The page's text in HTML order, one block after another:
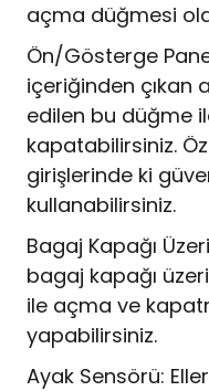
açma düğmesi
Ön/Gösterge
içeriğinden çıkan
edilen bu düğme
kapatabilirsiniz.
girişlerinde ki
kullanabilirsiniz.
Bagaj Kapağı
bagaj kapağı
ile açma ve
yapabilirsiniz.
Ayak Sensörü: